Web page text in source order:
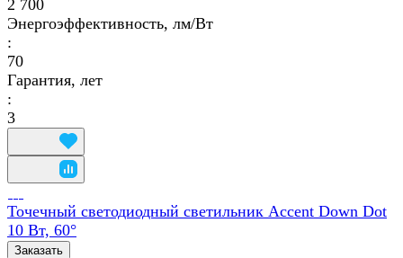
2 700
Энергоэффективность, лм/Вт
:
70
Гарантия, лет
:
3
Точечный светодиодный светильник Accent Down Dot
10 Вт, 60°
Заказать